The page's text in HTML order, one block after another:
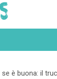
è buona: il